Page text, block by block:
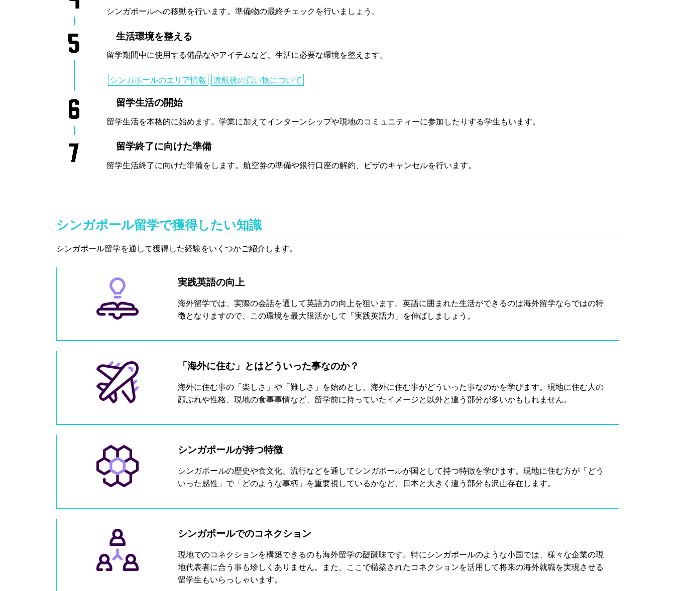
シンガポールへの移動を行います。準備物の最終チェックを行いましょう。
生活環境を整える
留学期間中に使用する備品なやアイテムなど、生活に必要な環境を整えます。
シンガポールのエリア情報 渡航後の買い物について
留学生活の開始
留学生活を本格的に始めます。学業に加えてインターンシップや現地のコミュニティーに参加したりする学生もいます。
留学終了に向けた準備
留学生活終了に向けた準備をします。航空券の準備や銀行口座の解約、ビザのキャンセルを行います。
シンガポール留学で獲得したい知識
シンガポール留学を通して獲得した経験をいくつかご紹介します。
実践英語の向上
海外留学では、実際の会話を通して英語力の向上を狙います。英語に囲まれた生活ができるのは海外留学ならではの特
徴となりますので、この環境を最大限活かして「実践英語力」を伸ばしましょう。
「海外に住む」とはどういった事なのか？
海外に住む事の「楽しさ」や「難しさ」を始めとし、海外に住む事がどういった事なのかを学びます。現地に住む人の
顔ぶれや性格、現地の食事事情など、留学前に持っていたイメージと以外と違う部分が多いかもしれません。
シンガポールが持つ特徴
シンガポールの歴史や食文化、流行などを通してシンガポールが国として持つ特徴を学びます。現地に住む方が「どう
いった感性」で「どのような事柄」を重要視しているかなど、日本と大きく違う部分も沢山存在します。
シンガポールでのコネクション
現地でのコネクションを構築できるのも海外留学の醍醐味です。特にシンガポールのような小国では、様々な企業の現
地代表者に合う事も珍しくありません。また、ここで構築されたコネクションを活用して将来の海外就職を実現させる
留学生もいらっしゃいます。